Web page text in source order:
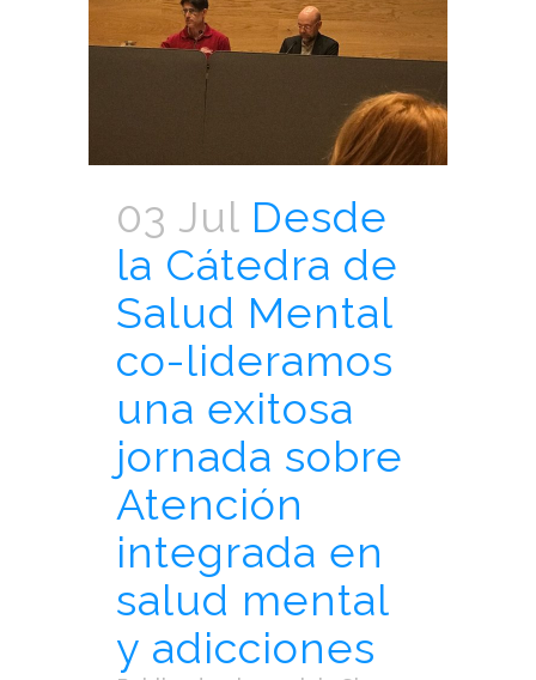
03 Jul Desde
la Cátedra de
Salud Mental
co-lideramos
una exitosa
jornada sobre
Atención
integrada en
salud mental
y adicciones